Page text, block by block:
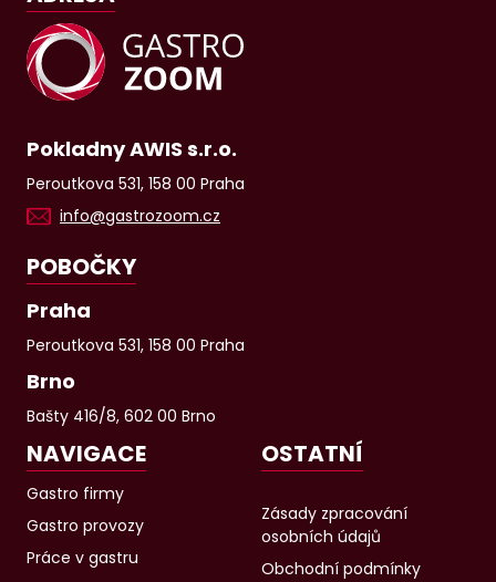
Pokladny AWIS s.r.o.
Peroutkova 531, 158 00 Praha
info@gastrozoom.cz
POBOČKY
Praha
Peroutkova 531, 158 00 Praha
Brno
Bašty 416/8, 602 00 Brno
NAVIGACE
Gastro firmy
Gastro provozy
Práce v gastru
OSTATNÍ
Zásady zpracování
osobních údajů
Obchodní podmínky